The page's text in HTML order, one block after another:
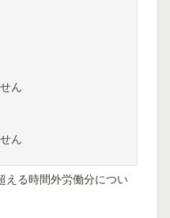
ん
ん
える時間外労働分につい